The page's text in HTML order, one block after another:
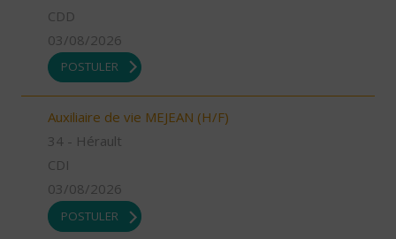
CDD
03/08/2026
POSTULER
Auxiliaire de vie MEJEAN (H/F)
34 - Hérault
CDI
03/08/2026
POSTULER